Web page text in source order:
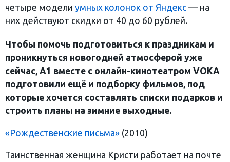
четыре модели умных колонок от Яндекс — на
них действуют скидки от 40 до 60 рублей.
Чтобы помочь подготовиться к праздникам и
проникнуться новогодней атмосферой уже
сейчас, А1 вместе с онлайн-кинотеатром VOKA
подготовили ещё и подборку фильмов, под
которые хочется составлять списки подарков и
строить планы на зимние выходные.
«Рождественские письма» (2010)
Таинственная женщина Кристи работает на почте